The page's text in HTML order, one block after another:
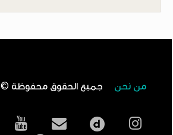
من نحن جميع الحقوق محفوظة © 2019